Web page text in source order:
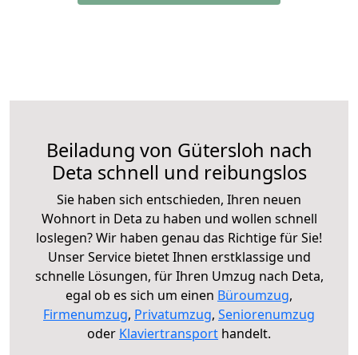
Beiladung von Gütersloh nach
Deta schnell und reibungslos
Sie haben sich entschieden, Ihren neuen
Wohnort in Deta zu haben und wollen schnell
loslegen? Wir haben genau das Richtige für Sie!
Unser Service bietet Ihnen erstklassige und
schnelle Lösungen, für Ihren Umzug nach Deta,
egal ob es sich um einen Büroumzug,
Firmenumzug, Privatumzug, Seniorenumzug
oder Klaviertransport handelt.